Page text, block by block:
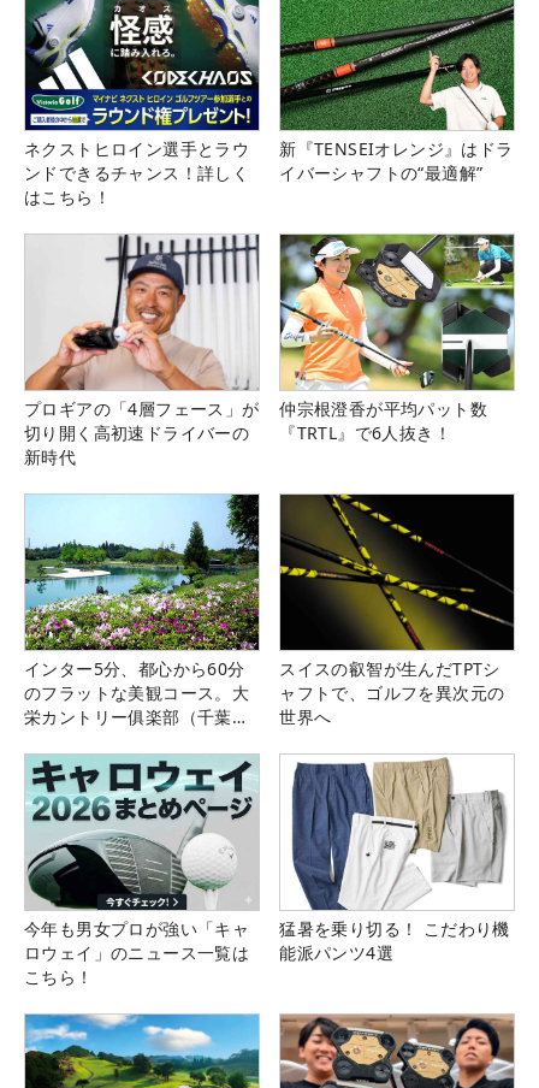
ネクストヒロイン選手とラウ
ンドできるチャンス！詳しく
はこちら！
新『TENSEIオレンジ』はドラ
イバーシャフトの“最適解”
プロギアの「4層フェース」が
切り開く高初速ドライバーの
新時代
仲宗根澄香が平均パット数
『TRTL』で6人抜き！
インター5分、都心から60分
のフラットな美観コース。大
栄カントリー俱楽部（千葉
スイスの叡智が生んだTPTシ
ャフトで、ゴルフを異次元の
世界へ
今年も男女プロが強い「キャ
ロウェイ」のニュース一覧は
こちら！
猛暑を乗り切る！ こだわり機
能派パンツ4選